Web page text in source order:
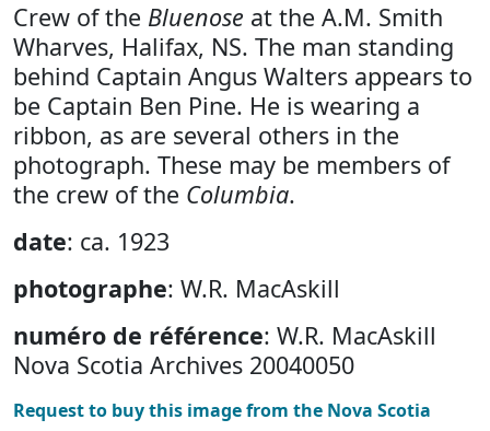
Crew of the Bluenose at the A.M. Smith
Wharves, Halifax, NS. The man standing
behind Captain Angus Walters appears to
be Captain Ben Pine. He is wearing a
ribbon, as are several others in the
photograph. These may be members of
the crew of the Columbia.
date: ca. 1923
photographe: W.R. MacAskill
numéro de référence: W.R. MacAskill
Nova Scotia Archives 20040050
Request to buy this image from the Nova Scotia